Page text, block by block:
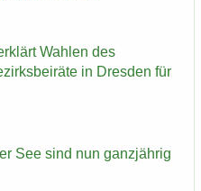
Wah­len des
in Dres­den für
See sind nun ganz­jäh­rig